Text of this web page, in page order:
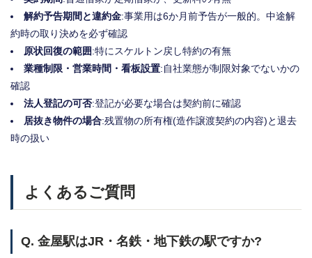
解約予告期間と違約金:事業用は6か月前予告が一般的。中途解
約時の取り決めを必ず確認
原状回復の範囲:特にスケルトン戻し特約の有無
業種制限・営業時間・看板設置:自社業態が制限対象でないかの
確認
法人登記の可否:登記が必要な場合は契約前に確認
居抜き物件の場合:残置物の所有権(造作譲渡契約の内容)と退去
時の扱い
よくあるご質問
Q. 金屋駅はJR・名鉄・地下鉄の駅ですか?